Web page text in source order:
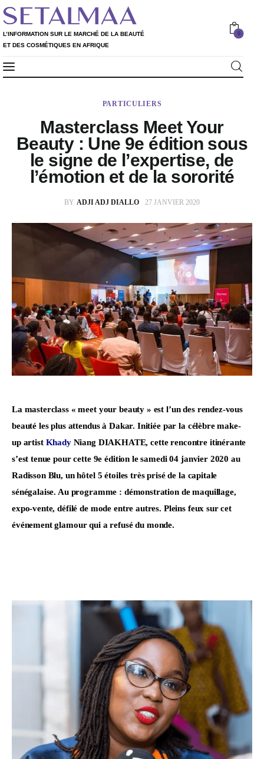
L’INFORMATION SUR LE MARCHÉ DE LA BEAUTÉ
ET DES COSMÉTIQUES EN AFRIQUE
0
Professionnels
Particuliers
Rapport 2020
Rapport 2021
L’Annuaire
Nos services
PARTICULIERS
Masterclass Meet Your
Beauty : Une 9e édition sous
le signe de l’expertise, de
l’émotion et de la sororité
BY ADJI ADJ DIALLO 27 JANVIER 2020
La masterclass « meet your beauty » est l’un des rendez-vous
beauté les plus attendus à Dakar. Initiée par la célèbre make-
up artist Khady Niang DIAKHATE, cette rencontre itinérante
s’est tenue pour cette 9e édition le samedi 04 janvier 2020 au
Radisson Blu, un hôtel 5 étoiles très prisé de la capitale
sénégalaise. Au programme : démonstration de maquillage,
expo-vente, défilé de mode entre autres. Pleins feux sur cet
événement glamour qui a refusé du monde.